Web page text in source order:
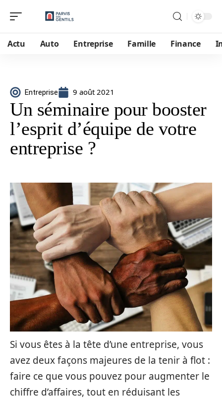
Actu Auto Entreprise Famille Finance
Entreprise 9 août 2021
Un séminaire pour booster
l’esprit d’équipe de votre
entreprise ?
Si vous êtes à la tête d’une entreprise, vous
avez deux façons majeures de la tenir à flot :
faire ce que vous pouvez pour augmenter le
chiffre d’affaires, tout en réduisant les